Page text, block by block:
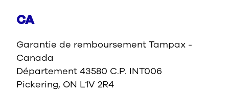
CA
Garantie de remboursement Tampax -
Canada
Département 43580 C.P. INT006
Pickering, ON L1V 2R4